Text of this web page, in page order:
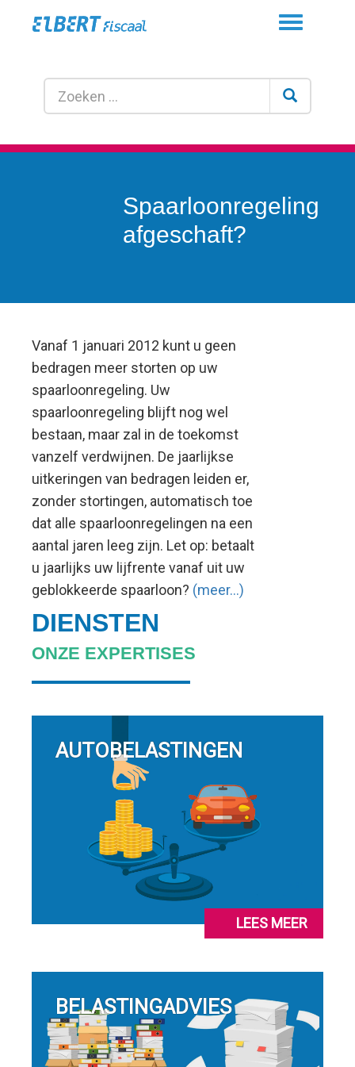
Toggle
Spaarloonregeling
afgeschaft?
Vanaf 1 januari 2012 kunt u geen
bedragen meer storten op uw
spaarloonregeling. Uw
spaarloonregeling blijft nog wel
bestaan, maar zal in de toekomst
vanzelf verdwijnen. De jaarlijkse
uitkeringen van bedragen leiden er,
zonder stortingen, automatisch toe
dat alle spaarloonregelingen na een
aantal jaren leeg zijn. Let op: betaalt
u jaarlijks uw lijfrente vanaf uit uw
geblokkeerde spaarloon? (meer…)
DIENSTEN
ONZE EXPERTISES
AUTOBELASTINGEN
LEES MEER
BELASTINGADVIES